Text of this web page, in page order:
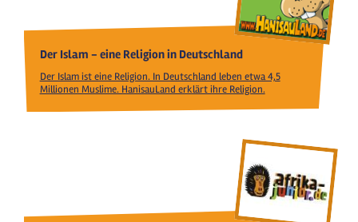
Der Islam - eine Religion in Deutschland
Der Islam ist eine Religion. In Deutschland leben etwa 4,5
Millionen Muslime. HanisauLand erklärt ihre Religion.